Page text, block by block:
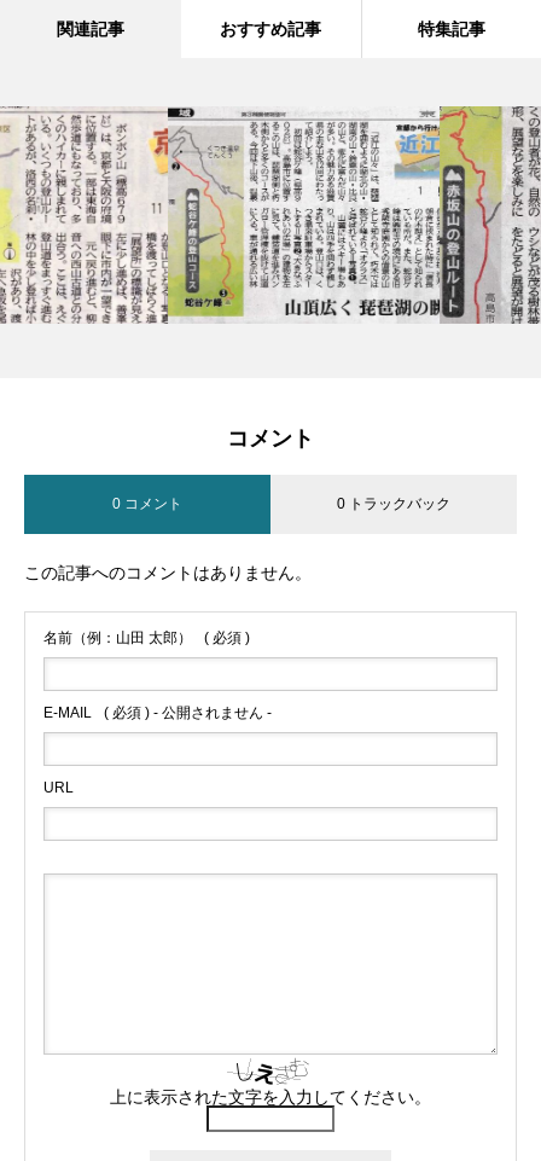
関連記事 おすすめ記事 特集記事
コメント
0 コメント 0 トラックバック
この記事へのコメントはありません。
名前（例：山田 太郎） ( 必須 )
E-MAIL ( 必須 ) - 公開されません -
URL
上に表示された文字を入力してください。